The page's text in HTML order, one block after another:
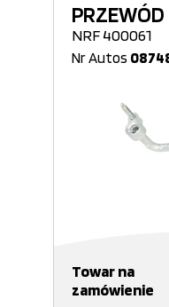
NRF 400061
Nr Autos
Towar na
zamówienie